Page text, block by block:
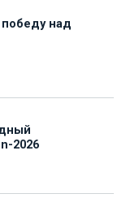
над
2026